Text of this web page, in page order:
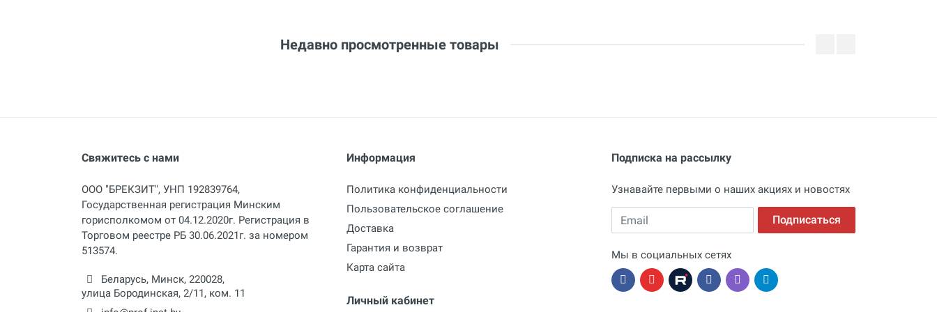
Недавно просмотренные товары
Свяжитесь с нами
ООО "БРЕКЗИТ", УНП 192839764,
Государственная регистрация Минским
горисполкомом от 04.12.2020г. Регистрация в
Торговом реестре РБ 30.06.2021г. за номером
513574.
Беларусь, Минск, 220028,
улица Бородинская, 2/11, ком. 11
Информация
Политика конфиденциальности
Пользовательское соглашение
Доставка
Гарантия и возврат
Карта сайта
Личный кабинет
Подписка на рассылку
Узнавайте первыми о наших акциях и новостях
Email Подписаться
Мы в социальных сетях